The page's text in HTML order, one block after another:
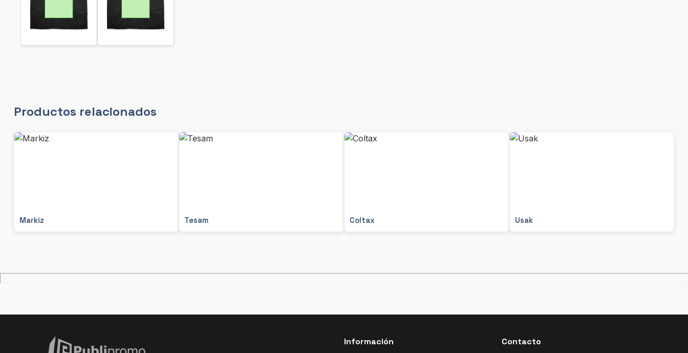
Productos relacionados
Markiz Tesam Coltax Usak
Información Contacto